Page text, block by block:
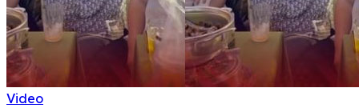
Video